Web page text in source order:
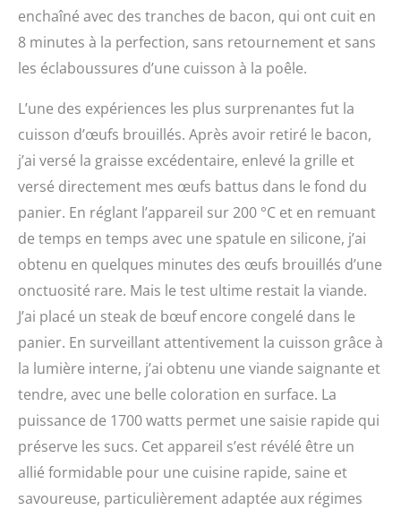
enchaîné avec des tranches de bacon, qui ont cuit en
8 minutes à la perfection, sans retournement et sans
les éclaboussures d’une cuisson à la poêle.
L’une des expériences les plus surprenantes fut la
cuisson d’œufs brouillés. Après avoir retiré le bacon,
j’ai versé la graisse excédentaire, enlevé la grille et
versé directement mes œufs battus dans le fond du
panier. En réglant l’appareil sur 200 °C et en remuant
de temps en temps avec une spatule en silicone, j’ai
obtenu en quelques minutes des œufs brouillés d’une
onctuosité rare. Mais le test ultime restait la viande.
J’ai placé un steak de bœuf encore congelé dans le
panier. En surveillant attentivement la cuisson grâce à
la lumière interne, j’ai obtenu une viande saignante et
tendre, avec une belle coloration en surface. La
puissance de 1700 watts permet une saisie rapide qui
préserve les sucs. Cet appareil s’est révélé être un
allié formidable pour une cuisine rapide, saine et
savoureuse, particulièrement adaptée aux régimes